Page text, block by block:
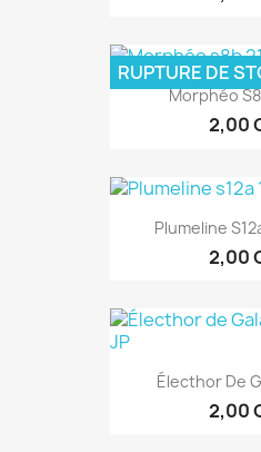
Morphéo
2,00
RUPTURE DE
Plumeline
2,00
Électhor De
2,00